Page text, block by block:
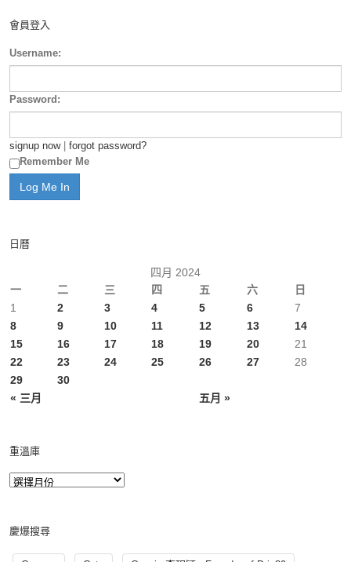
會員登入
Username:
Password:
signup now| forgot password?
Remember Me
日曆
四月 2024
一
二 三 四 五 六 日
« 三月 五月 »
1 2 3 4 5 6
7
8
9 10 11 12 13
14
15
16 17 18 19 20
21
22
23 24 25 26 27
28
29
30
重溫庫
慶爆搜尋